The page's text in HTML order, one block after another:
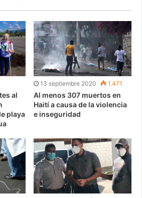
al
playa
13 septiembre 2020 1.471
Al menos 307 muertos en
Haití a causa de la violencia
e inseguridad